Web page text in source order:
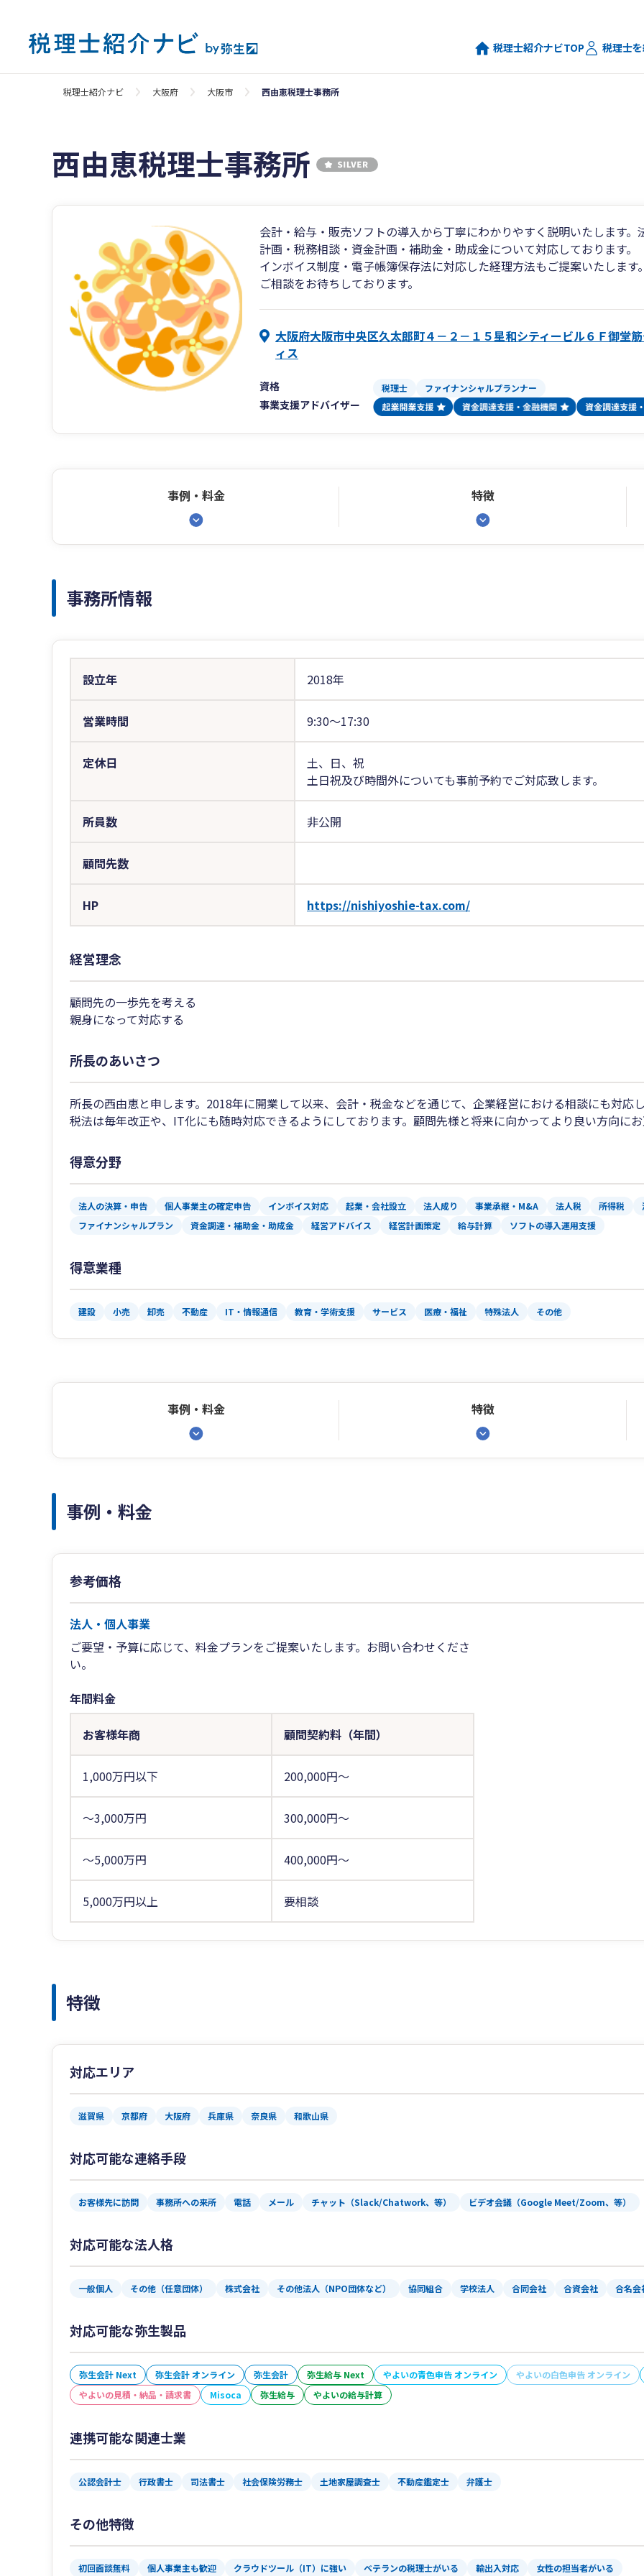
税理士紹介ナビTOP 税理士
税理士紹介ナビ 大阪府 大阪市 西由恵税理士事務所
西由恵税理士事務所
会計・給与・販売ソフトの導入から丁寧にわかりやすく説明いたします
計画・税務相談・資金計画・補助金・助成金について対応しております。
インボイス制度・電子帳簿保存法に対応した経理方法もご提案いたします
ご相談をお待ちしております。
大阪府大阪市中央区久太郎町４－２－１５星和シティービル６Ｆ御堂
ィス
資格 税理士 ファイナンシャルプランナー
事業支援アドバイザー
事例・料金 特徴
事務所情報
設立年 2018年
営業時間 9:30〜17:30
定休日
土、日、祝
土日祝及び時間外についても事前予約でご対応致します。
所員数 非公開
顧問先数
HP https://nishiyoshie-tax.com/
経営理念
顧問先の一歩先を考える
親身になって対応する
所長のあいさつ
所長の西由恵と申します。2018年に開業して以来、会計・税金などを通じて、企業経営における相談にも対応
税法は毎年改正や、IT化にも随時対応できるようにしております。顧問先様と将来に向かってより良い方向に
得意分野
法人の決算・申告 個人事業主の確定申告 インボイス対応 起業・会社設立 法人成り 事業承継・M&A 法人税 所得税
ファイナンシャルプラン
資金調達・補助金・助成金 経営アドバイス 経営計画策定 給与計算 ソフトの導入運用支援
得意業種
建設 小売 卸売 不動産 IT・情報通信 教育・学術支援 サービス 医療・福祉 特殊法人 その他
事例・料金 特徴
事例・料金
参考価格
法人・個人事業
ご要望・予算に応じて、料金プランをご提案いたします。お問い合わせくださ
い。
年間料金
お客様年商 顧問契約料（年間）
1,000万円以下 200,000円～
～3,000万円 300,000円～
～5,000万円 400,000円～
5,000万円以上 要相談
特徴
対応エリア
滋賀県 京都府 大阪府 兵庫県 奈良県 和歌山県
対応可能な連絡手段
お客様先に訪問 事務所への来所 電話 メール チャット（Slack/Chatwork、等） ビデオ会議（Google Meet/Zoom、等）
対応可能な法人格
一般個人 その他（任意団体） 株式会社 その他法人（NPO団体など） 協同組合 学校法人 合同会社 合資会社 合名会
対応可能な弥生製品
弥生会計 Next 弥生会計 オンライン 弥生会計 弥生給与 Next やよいの青色申告 オンライン
やよいの白色申告 オンライン
やよいの見積・納品・請求書
Misoca 弥生給与 やよいの給与計算
連携可能な関連士業
公認会計士 行政書士 司法書士 社会保険労務士 土地家屋調査士 不動産鑑定士 弁護士
その他特徴
初回面談無料 個人事業主も歓迎 クラウドツール（IT）に強い ベテランの税理士がいる 輸出入対応 女性の担当者がいる